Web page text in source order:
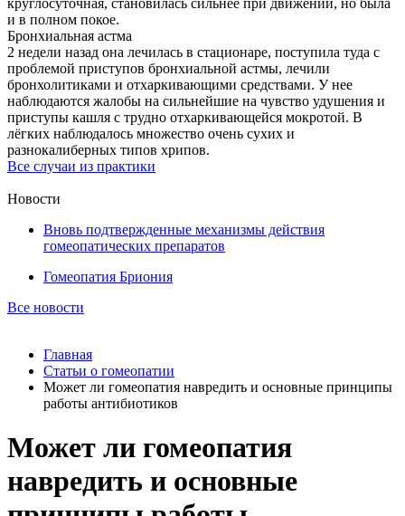
круглосуточная, становилась сильнее при движении, но была
и в полном покое.
Бронхиальная астма
2 недели назад она лечилась в стационаре, поступила туда с
проблемой приступов бронхиальной астмы, лечили
бронхолитиками и отхаркивающими средствами. У нее
наблюдаются жалобы на сильнейшие на чувство удушения и
приступы кашля с трудно отхаркивающейся мокротой. В
лёгких наблюдалось множество очень сухих и
разнокалиберных типов хрипов.
Все cлучаи из практики
Новости
Вновь подтвержденные механизмы действия
гомеопатических препаратов
Гомеопатия Бриония
Все новости
Главная
Статьи о гомеопатии
Может ли гомеопатия навредить и основные принципы
работы антибиотиков
Может ли гомеопатия
навредить и основные